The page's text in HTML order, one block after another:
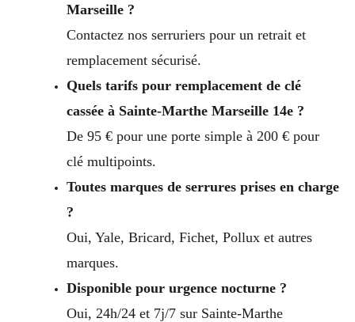
Marseille ?
Contactez nos serruriers pour un retrait et
remplacement sécurisé.
Quels tarifs pour remplacement de clé
cassée à Sainte-Marthe Marseille 14e ?
De 95 € pour une porte simple à 200 € pour
clé multipoints.
Toutes marques de serrures prises en charge
?
Oui, Yale, Bricard, Fichet, Pollux et autres
marques.
Disponible pour urgence nocturne ?
Oui, 24h/24 et 7j/7 sur Sainte-Marthe